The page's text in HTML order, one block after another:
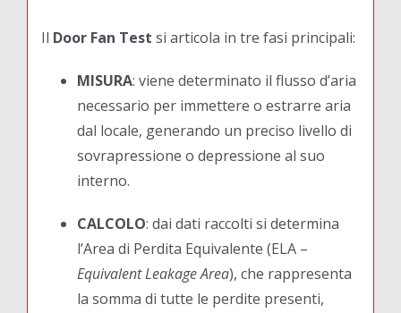
Il Door Fan Test si articola in tre fasi principali:
MISURA: viene determinato il flusso d’aria
necessario per immettere o estrarre aria
dal locale, generando un preciso livello di
sovrapressione o depressione al suo
interno.
CALCOLO: dai dati raccolti si determina
l’Area di Perdita Equivalente (ELA –
Equivalent Leakage Area), che rappresenta
la somma di tutte le perdite presenti,